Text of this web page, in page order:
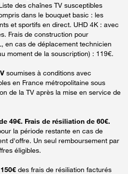
des chaînes TV susceptibles
dans le bouquet basic : les
et sportifs en direct. UHD 4K : avec
Frais de construction pour
en cas de déplacement technicien
moment de la souscription) : 119€.
soumises à conditions avec
en France métropolitaine sous
de la TV après la mise en service de
49€. Frais de résiliation de 60€.
la période restante en cas de
d'offre. Un seul remboursement par
éligibles.
des frais de résiliation facturés